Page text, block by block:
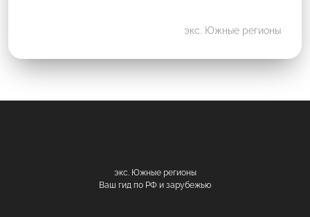
экс. Южные регионы
экс. Южные регионы
Ваш гид по РФ и зарубежью